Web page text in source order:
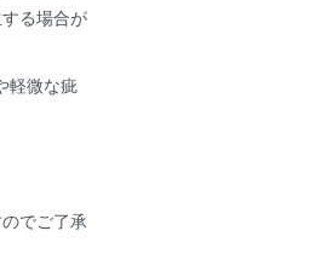
る場合が
軽微な疵
でご了承